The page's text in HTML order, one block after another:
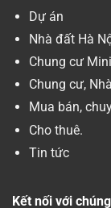
Dự án
Nhà đất Hà
Chung cư
Chung cư,
Mua bán,
Cho thuê.
Tin tức
Kết nối với